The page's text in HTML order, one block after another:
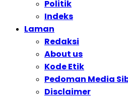
Politik
Indeks
Laman
Redaksi
About us
Kode Etik
Pedoman Media
Disclaimer